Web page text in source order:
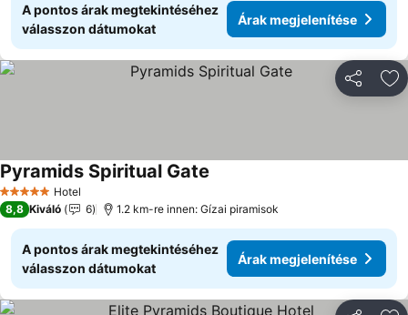
A pontos árak megtekintéséhez
válasszon dátumokat
Árak megjelenítése
5 KategóriaHotel
Pyramids Spiritual Gate
8,8 Kiváló 6 1.2 km-re innen: Gízai piramisok
A pontos árak megtekintéséhez
válasszon dátumokat
Árak megjelenítése